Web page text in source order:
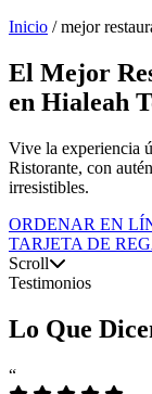
Inicio / mejor
El Mejor
en Hialeah
Vive la experiencia
Ristorante, con
irresistibles.
ORDENAR EN
TARJETA DE
Scroll
Testimonios
Lo Que
“